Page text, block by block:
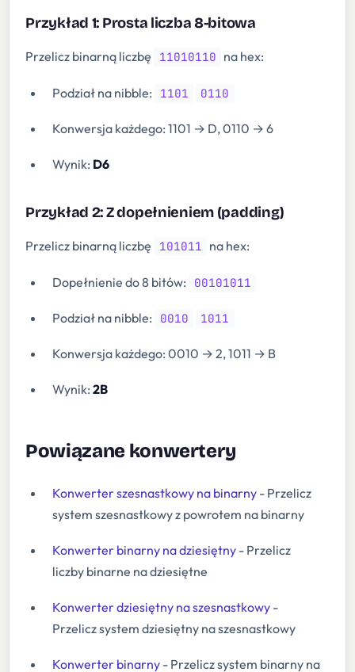
Przykład 1: Prosta liczba 8-bitowa
Przelicz binarną liczbę 11010110 na hex:
Podział na nibble: 1101 0110
Konwersja każdego: 1101 → D, 0110 → 6
Wynik: D6
Przykład 2: Z dopełnieniem (padding)
Przelicz binarną liczbę 101011 na hex:
Dopełnienie do 8 bitów: 00101011
Podział na nibble: 0010 1011
Konwersja każdego: 0010 → 2, 1011 → B
Wynik:2B
Powiązane konwertery
Konwerter szesnastkowy na binarny - Przelicz
system szesnastkowy z powrotem na binarny
Konwerter binarny na dziesiętny - Przelicz
liczby binarne na dziesiętne
Konwerter dziesiętny na szesnastkowy -
Przelicz system dziesiętny na szesnastkowy
Konwerter binarny - Przelicz system binarny na